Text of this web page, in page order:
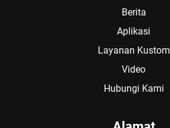
Berita
Aplikasi
Layanan Kustom
Video
Hubungi Kami